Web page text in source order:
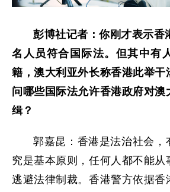
彭博社记者：你刚才表示香
名人员符合国际法。但其中有
籍，澳大利亚外长称香港此举干
问哪些国际法允许香港政府对
缉？
郭嘉昆：香港是法治社会，
究是基本原则，任何人都不能从
逃避法律制裁。香港警方依据香